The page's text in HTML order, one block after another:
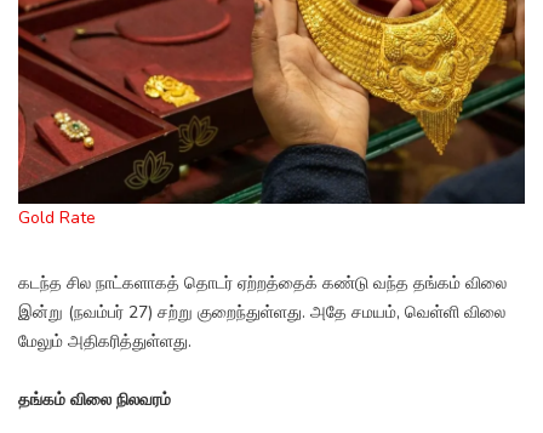
Gold Rate
கடந்த சில நாட்களாகத் தொடர் ஏற்றத்தைக் கண்டு வந்த தங்கம் விலை
இன்று (நவம்பர் 27) சற்று குறைந்துள்ளது. அதே சமயம், வெள்ளி விலை
மேலும் அதிகரித்துள்ளது.
தங்கம் விலை நிலவரம்